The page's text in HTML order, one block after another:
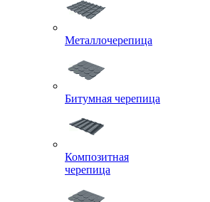
Металлочерепица
Битумная черепица
Композитная
черепица